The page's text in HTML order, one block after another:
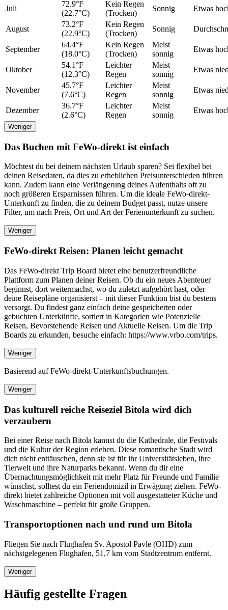
Juli
72.9°F
(22.7°C)
Kein Regen
(Trocken)
Sonnig Etwas
August
73.2°F
(22.9°C)
Kein Regen
(Trocken)
Sonnig
September
64.4°F
(18.0°C)
Kein Regen
(Trocken)
Meist
sonnig
Etwas
Oktober
54.1°F
(12.3°C)
Leichter
Regen
Meist
sonnig
Etwas
November
45.7°F
(7.6°C)
Leichter
Regen
Meist
sonnig
Etwas
Dezember
36.7°F
(2.6°C)
Leichter
Regen
Meist
sonnig
Etwas
Weniger
Das Buchen mit FeWo-direkt ist einfach
Möchtest du bei deinem nächsten Urlaub sparen? Sei flexibel bei
deinen Reisedaten, da dies zu erheblichen Preisunterschieden führen
kann. Zudem kann eine Verlängerung deines Aufenthalts oft zu
noch größeren Ersparnissen führen. Um die ideale FeWo-direkt-
Unterkunft zu finden, die zu deinem Budget passt, nutze unsere
Filter, um nach Preis, Ort und Art der Ferienunterkunft zu suchen.
Weniger
FeWo-direkt Reisen: Planen leicht gemacht
Das FeWo-direkt Trip Board bietet eine benutzerfreundliche
Plattform zum Planen deiner Reisen. Ob du ein neues Abenteuer
beginnst, dort weitermachst, wo du zuletzt aufgehört hast, oder
deine Reisepläne organisierst – mit dieser Funktion bist du bestens
versorgt. Du findest ganz einfach deine gespeicherten oder
gebuchten Unterkünfte, sortiert in Kategorien wie Potenzielle
Reisen, Bevorstehende Reisen und Aktuelle Reisen. Um die Trip
Boards zu erkunden, besuche einfach: https://www.vrbo.com/trips.
Weniger
Basierend auf FeWo-direkt-Unterkunftsbuchungen.
Weniger
Das kulturell reiche Reiseziel Bitola wird dich
verzaubern
Bei einer Reise nach Bitola kannst du die Kathedrale, die Festivals
und die Kultur der Region erleben. Diese romantische Stadt wird
dich nicht enttäuschen, denn sie ist für ihr Universitätsleben, ihre
Tierwelt und ihre Naturparks bekannt. Wenn du dir eine
Übernachtungsmöglichkeit mit mehr Platz für Freunde und Familie
wünschst, solltest du ein Feriendomizil in Erwägung ziehen. FeWo-
direkt bietet zahlreiche Optionen mit voll ausgestatteter Küche und
Waschmaschine – perfekt für große Gruppen.
Transportoptionen nach und rund um Bitola
Fliegen Sie nach Flughafen Sv. Apostol Pavle (OHD) zum
nächstgelegenen Flughafen, 51,7 km vom Stadtzentrum entfernt.
Weniger
Häufig gestellte Fragen